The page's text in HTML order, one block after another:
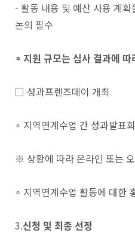
- 활동 내용 및 예산 사용 계
논의 필수
∘ 지원 규모는 심사 결과에 따
□ 성과프렌즈데이 개최
∘ 지역연계수업 간 성과발표
※ 상황에 따라 온라인 또는
∘ 지역연계수업 활동에 대한
3.신청 및 최종 선정